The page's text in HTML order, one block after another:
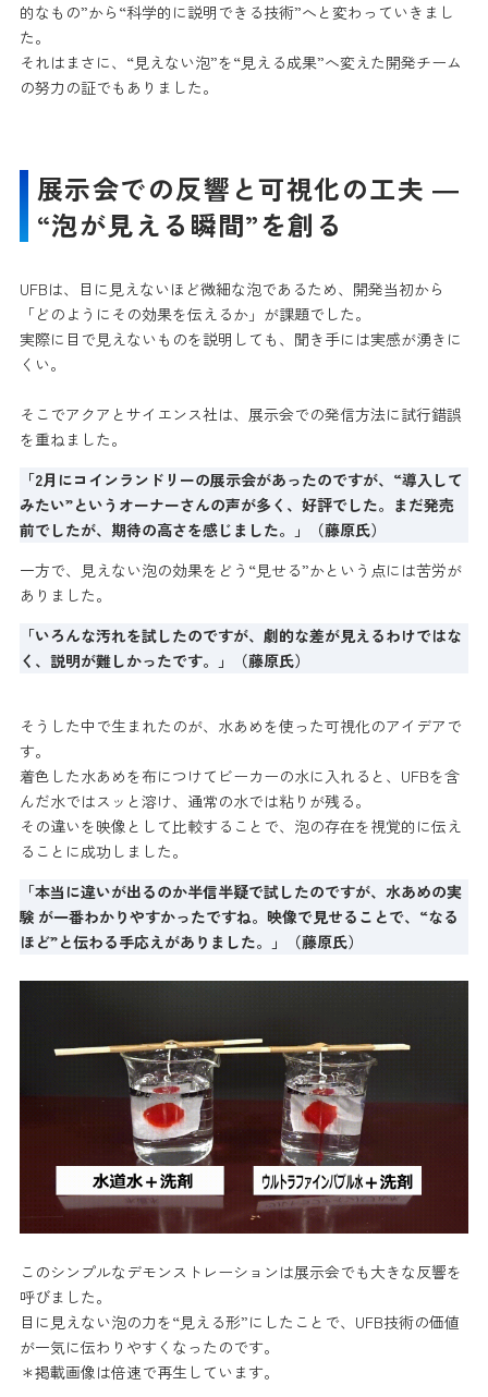
的なもの”から“科学的に説明できる技術”へと変わっていきまし
た。
それはまさに、“見えない泡”を“見える成果”へ変えた開発チーム
の努力の証でもありました。
展示会での反響と可視化の工夫 ―
“泡が見える瞬間”を創る
UFBは、目に見えないほど微細な泡であるため、開発当初から
「どのようにその効果を伝えるか」が課題でした。
実際に目で見えないものを説明しても、聞き手には実感が湧きに
くい。
そこでアクアとサイエンス社は、展示会での発信方法に試行錯誤
を重ねました。
「2月にコインランドリーの展示会があったのですが、“導入して
みたい”というオーナーさんの声が多く、好評でした。まだ発売
前でしたが、期待の高さを感じました。」（藤原氏）
一方で、見えない泡の効果をどう“見せる”かという点には苦労が
ありました。
「いろんな汚れを試したのですが、劇的な差が見えるわけではな
く、説明が難しかったです。」（藤原氏）
そうした中で生まれたのが、水あめを使った可視化のアイデアで
す。
着色した水あめを布につけてビーカーの水に入れると、UFBを含
んだ水ではスッと溶け、通常の水では粘りが残る。
その違いを映像として比較することで、泡の存在を視覚的に伝え
ることに成功しました。
「本当に違いが出るのか半信半疑で試したのですが、水あめの実
験 が一番わかりやすかったですね。映像で見せることで、“なる
ほど”と伝わる手応えがありました。」（藤原氏）
このシンプルなデモンストレーションは展示会でも大きな反響を
呼びました。
目に見えない泡の力を“見える形”にしたことで、UFB技術の価値
が一気に伝わりやすくなったのです。
＊掲載画像は倍速で再生しています。